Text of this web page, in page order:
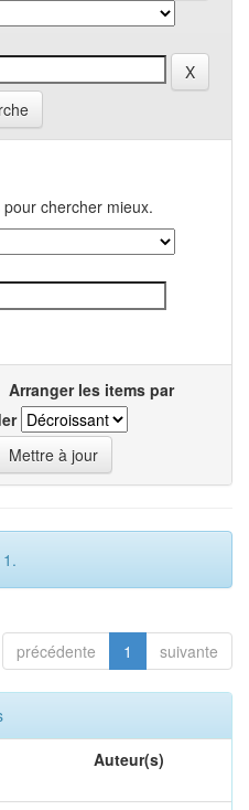
chercher mieux.
Arranger les items par
précédente 1 suivante
Auteur(s)